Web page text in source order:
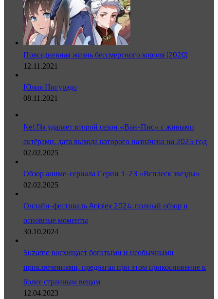
Повседневная жизнь бессмертного короля (2020)
12.11.2021
Юлия Нигурэдо
08.11.2021
Netflix удаляет второй сезон «Ван-Пис» с живыми
актёрами, дата выхода которого назначена на 2025 год
02.02.2025
Обзор аниме-сериала Серии 1-23 «Всплеск звезды»
02.02.2025
Онлайн-фестиваль Aniplex 2024: полный обзор и
основные моменты
30.10.2024
Suzume восхищает богатыми и необычными
приключениями, предлагая при этом прикосновение к
более странным вещам
12.04.2023